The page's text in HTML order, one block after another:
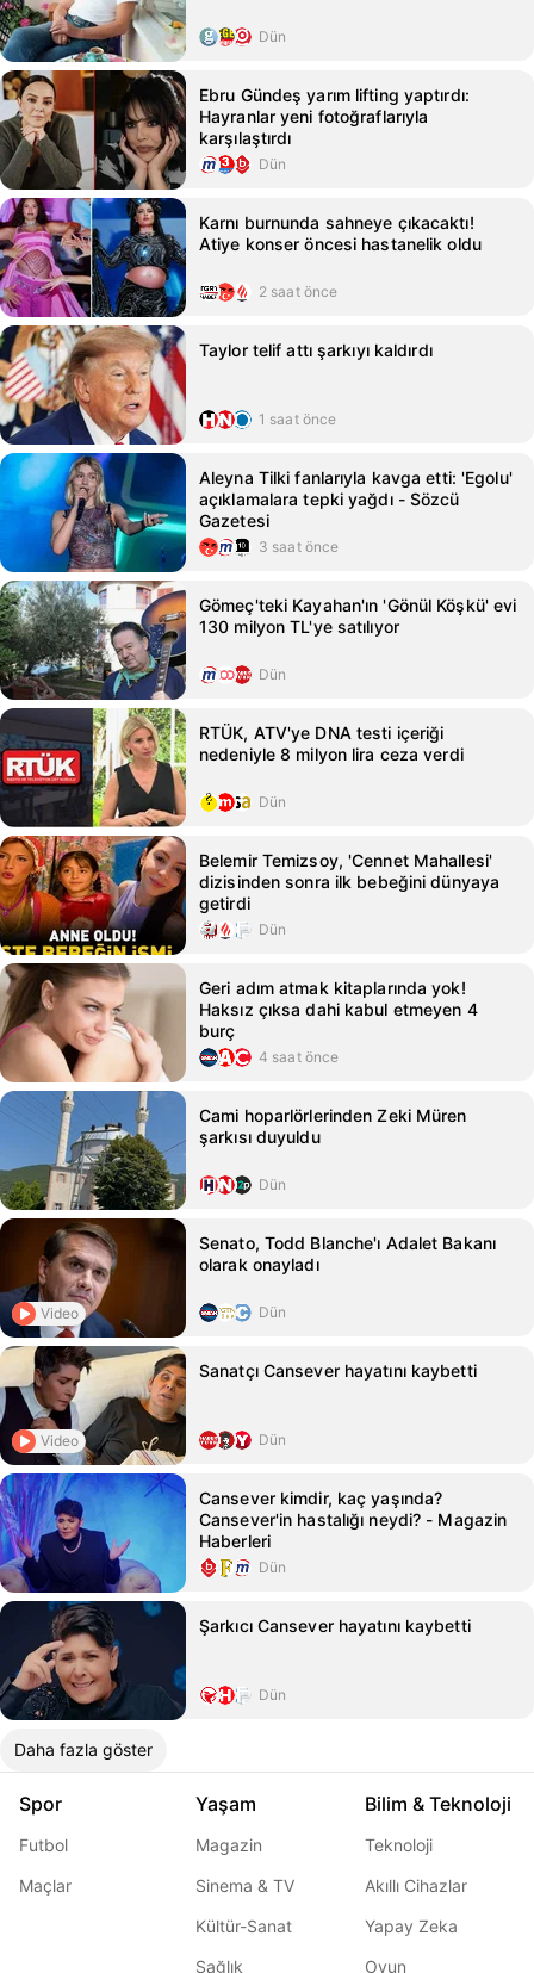
Dün
Ebru Gündeş yarım lifting yaptırdı:
Hayranlar yeni fotoğraflarıyla
karşılaştırdı
Dün
Karnı burnunda sahneye çıkacaktı!
Atiye konser öncesi hastanelik oldu
2 saat önce
Taylor telif attı şarkıyı kaldırdı
1 saat önce
Aleyna Tilki fanlarıyla kavga etti: 'Egolu'
açıklamalara tepki yağdı - Sözcü
Gazetesi
3 saat önce
Gömeç'teki Kayahan'ın 'Gönül Köşkü' evi
130 milyon TL'ye satılıyor
Dün
RTÜK, ATV'ye DNA testi içeriği
nedeniyle 8 milyon lira ceza verdi
Dün
Belemir Temizsoy, 'Cennet Mahallesi'
dizisinden sonra ilk bebeğini dünyaya
getirdi
Dün
Geri adım atmak kitaplarında yok!
Haksız çıksa dahi kabul etmeyen 4
burç
4 saat önce
Cami hoparlörlerinden Zeki Müren
şarkısı duyuldu
Dün
Video
Senato, Todd Blanche'ı Adalet Bakanı
olarak onayladı
Dün
Video
Sanatçı Cansever hayatını kaybetti
Dün
Cansever kimdir, kaç yaşında?
Cansever'in hastalığı neydi? - Magazin
Haberleri
Dün
Şarkıcı Cansever hayatını kaybetti
Dün
Daha fazla göster
Spor
Futbol
Maçlar
Yaşam
Magazin
Sinema & TV
Kültür-Sanat
Sağlık
Bilim & Teknoloji
Teknoloji
Akıllı Cihazlar
Yapay Zeka
Oyun